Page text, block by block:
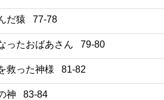
だ猿 77-78
ったおばあさん 79-80
救った神様 81-82
神 83-84